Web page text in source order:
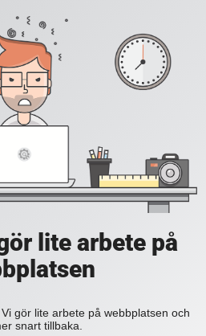
lite arbete på
gör lite arbete på webbplatsen och
snart tillbaka.